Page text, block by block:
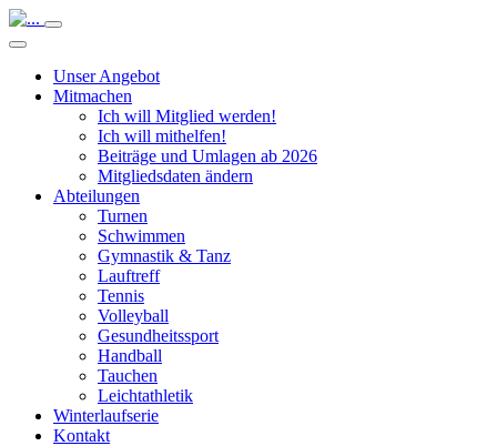
Unser Angebot
Mitmachen
Ich will Mitglied werden!
Ich will mithelfen!
Beiträge und Umlagen ab 2026
Mitgliedsdaten ändern
Abteilungen
Turnen
Schwimmen
Gymnastik & Tanz
Lauftreff
Tennis
Volleyball
Gesundheitssport
Handball
Tauchen
Leichtathletik
Winterlaufserie
Kontakt